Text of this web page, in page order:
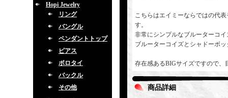
Hopi Jewelry
リング
バングル
ペンダントトップ
ピアス
ボロタイ
バックル
その他
こちらはエイミーならではの代
す。
非常にシンプルなブルーターコ
ブルーターコイズとシャドーボ
存在感あるBIGサイズですので、
商品詳細